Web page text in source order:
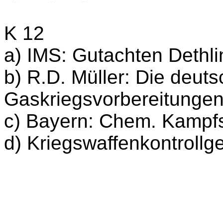
K 12
a) IMS: Gutachten
b) R.D. Müller: Die
c) Bayern: Chem.
d)